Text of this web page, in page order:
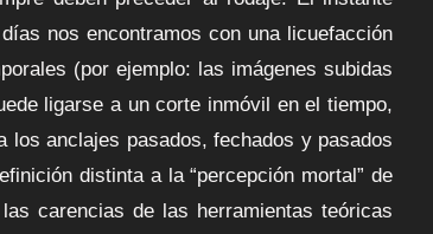
nos encontramos con una licuefacción
(por ejemplo: las imágenes subidas
ligarse a un corte inmóvil en el tiempo,
los anclajes pasados, fechados y pasados
distinta a la “percepción mortal” de
carencias de las herramientas teóricas